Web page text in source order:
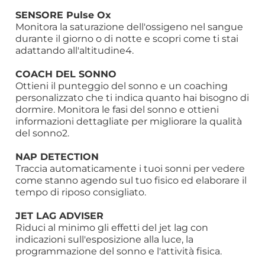
SENSORE Pulse Ox
Monitora la saturazione dell'ossigeno nel sangue
durante il giorno o di notte e scopri come ti stai
adattando all'altitudine4.
COACH DEL SONNO
Ottieni il punteggio del sonno e un coaching
personalizzato che ti indica quanto hai bisogno di
dormire. Monitora le fasi del sonno e ottieni
informazioni dettagliate per migliorare la qualità
del sonno2.
NAP DETECTION
Traccia automaticamente i tuoi sonni per vedere
come stanno agendo sul tuo fisico ed elaborare il
tempo di riposo consigliato.
JET LAG ADVISER
Riduci al minimo gli effetti del jet lag con
indicazioni sull'esposizione alla luce, la
programmazione del sonno e l'attività fisica.